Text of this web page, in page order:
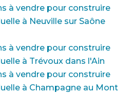
à vendre pour construire
à Neuville sur Saône
à vendre pour construire
à Trévoux dans l'Ain
à vendre pour construire
à Champagne au Mont